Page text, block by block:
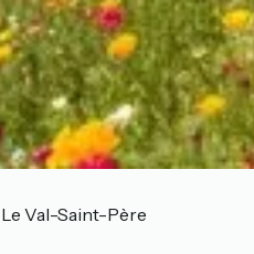
Le Val-Saint-Père